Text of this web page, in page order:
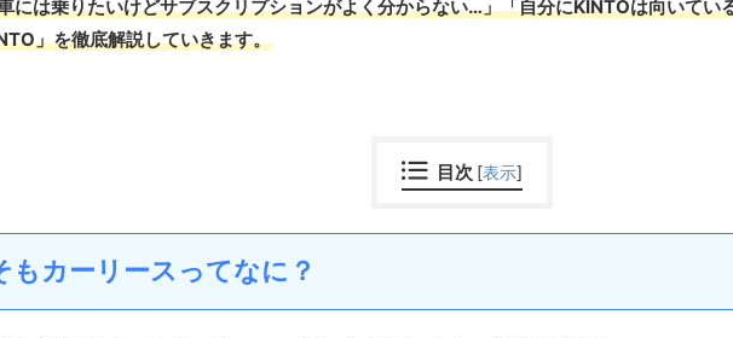
には乗りたいけどサブスクリプションがよく分からない…」「自分にKINTOは向いてい
」を徹底解説していきます。
目次 [表示]
もカーリースってなに？